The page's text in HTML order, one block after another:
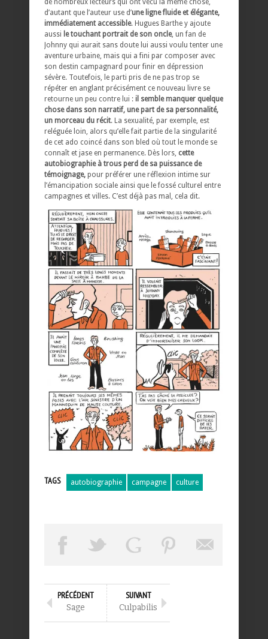
de nombreux lecteurs qui ont vécu la même chose,
d’autant que l’auteur use d’une ligne fluide et élégante,
immédiatement accessible. Hugues Barthe y ajoute
aussi le touchant portrait de son oncle, un fan de
Johnny qui aurait sans doute lui aussi voulu tenter une
aventure urbaine, mais qui a fini par composer avec
son destin campagnard pour finir en dépression
sévère. Toutefois, le parti pris de ne pas trop se
répéter en anglant précisément ce nouveau livre se
retourne un peu contre lui : il semble manquer quelque
chose dans son narratif, une part de sa personnalité,
un morceau du récit. La sexualité, par exemple, est
reléguée loin, alors qu’elle fait partie de la singularité
de cet ado coincé dans son bled où tout le monde se
connaît et jase en permanence. Dès lors, cette
autobiographie à trous perd de sa puissance de
témoignage, pour préférer une réflexion intime sur
l’émancipation sociale ainsi que le fossé culturel entre
campagnes et villes. C’est déjà pas mal, cela dit.
TAGS autobiographie campagne culture
PRÉCÉDENT
Sage
SUIVANT
Culpabilis